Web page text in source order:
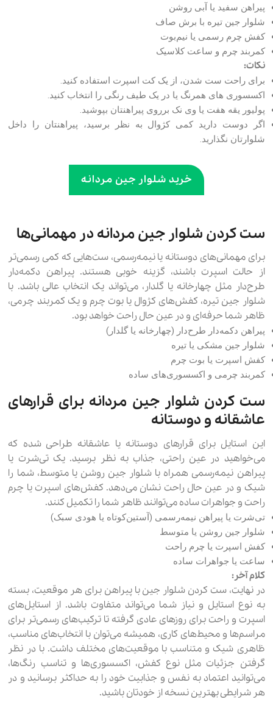
پیراهن سفید یا آبی روشن
شلوار جین تیره با برش صاف
کفش چرم رسمی یا نیم‌بوت
کمربند چرم و ساعت کلاسیک
نکات:
برای راحت ست شدن، از یک کت اسپرت استفاده کنید.
اکسسوری های همرنگ یا در یک طیف رنگی را انتخاب کنید.
پولیور یقه هفت یا وی نک برروی پیراهنتان بپوشید.
اگر دوست دارید کمی کژوال به نظر برسید، پیراهنتان را داخل
شلوارتان نگذارید.
خرید شلوار جین مردانه
ست کردن شلوار جین مردانه در مهمانی‌ها
برای مهمانی‌های دوستانه یا نیمه‌رسمی، ست‌هایی که کمی رسمی‌تر
از حالت اسپرت باشند، گزینه خوبی هستند. پیراهن دکمه‌دار
طرح‌دار مثل چهارخانه یا گلدار، می‌تواند یک انتخاب عالی باشد. با
شلوار جین تیره، کفش‌های کژوال یا بوت چرم و یک کمربند چرمی،
ظاهر شما حرفه‌ای و در عین حال راحت خواهد بود.
پیراهن دکمه‌دار طرح‌دار (چهارخانه یا گلدار)
شلوار جین مشکی یا تیره
کفش اسپرت یا بوت چرم
کمربند چرمی و اکسسوری‌های ساده
ست کردن شلوار جین مردانه برای قرارهای
عاشقانه و دوستانه
این استایل برای قرارهای دوستانه یا عاشقانه طراحی شده که
می‌خواهید در عین راحتی، جذاب به نظر برسید. یک تی‌شرت یا
پیراهن نیمه‌رسمی همراه با شلوار جین روشن یا متوسط، شما را
شیک و در عین حال راحت نشان می‌دهد. کفش‌های اسپرت یا چرم
راحت و جواهرات ساده می‌توانند ظاهر شما را تکمیل کنند.
تی‌شرت یا پیراهن نیمه‌رسمی (آستین‌کوتاه یا هودی سبک)
شلوار جین روشن یا متوسط
کفش اسپرت یا چرم راحت
ساعت یا جواهرات ساده
کلام آخر:
در نهایت، ست کردن شلوار جین با پیراهن برای هر موقعیت، بسته
به نوع استایل و نیاز شما می‌تواند متفاوت باشد. از استایل‌های
اسپرت و راحت برای روزهای عادی گرفته تا ترکیب‌های رسمی‌تر برای
مراسم‌ها و محیط‌های کاری، همیشه می‌توان با انتخاب‌های مناسب،
ظاهری شیک و متناسب با موقعیت‌های مختلف داشت. با در نظر
گرفتن جزئیات مثل نوع کفش، اکسسوری‌ها و تناسب رنگ‌ها،
می‌توانید اعتماد به نفس و جذابیت خود را به حداکثر برسانید و در
هر شرایطی بهترین نسخه از خودتان باشید.